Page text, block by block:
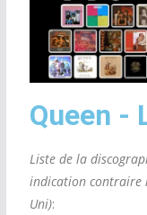
Queen -
Liste de la
indication contraire
Uni):